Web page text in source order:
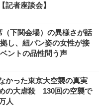
記者座談会】
下関会場）の異様さが話
し、紐パン姿の女性が接
ントの品性問う声
かった東京大空襲の真実
の大虐殺 130回の空襲で
人